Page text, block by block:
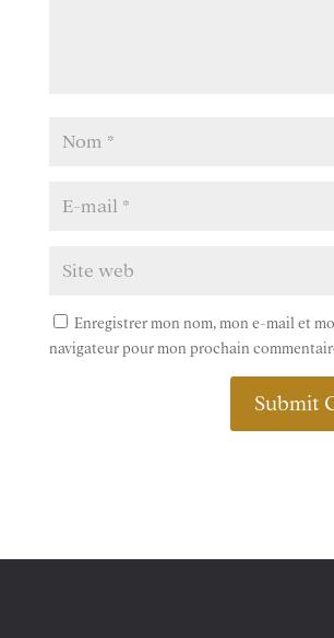
Enregistrer mon nom, mon e-mail et
navigateur pour mon prochain